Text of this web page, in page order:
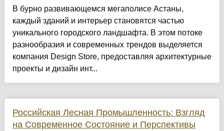
​В бурно развивающемся мегаполисе Астаны,
каждый зданий и интерьер становятся частью
уникального городского ландшафта. В этом потоке
разнообразия и современных трендов выделяется
компания Design Store, предоставляя архитектурные
проекты и дизайн инт...
Российская Лесная Промышленность: Взгляд
на Современное Состояние и Перспективы